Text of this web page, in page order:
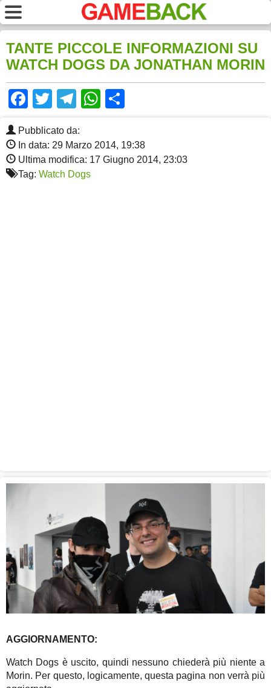
TANTE PICCOLE INFORMAZIONI SU
WATCH DOGS DA JONATHAN MORIN
Facebook
TwitterTelegram
WhatsApp
Pubblicato da:
In data: 29 Marzo 2014, 19:38
Ultima modifica: 17 Giugno 2014, 23:03
Tag: Watch Dogs
AGGIORNAMENTO:
Watch Dogs è uscito, quindi nessuno chiederà più niente a
Morin. Per questo, logicamente, questa pagina non verrà più